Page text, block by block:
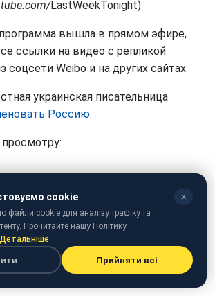
LastWeekTonight)
программа вышла в прямом эфире,
ссылки на видео с репликой
соцсети Weibo и на других сайтах.
украинская писательница
Россию.
cookie ✕
файли cookie для аналізу трафіку та
Прочитайте нашу Політику
Детальніше
Прийняти всі